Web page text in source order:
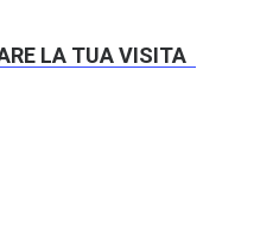
LA TUA VISITA